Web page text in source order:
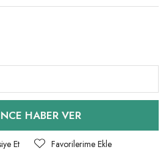
HABER VER
Et